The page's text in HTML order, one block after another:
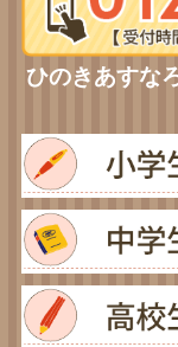
ひのきあすな